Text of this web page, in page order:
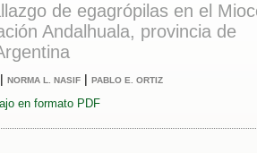
de egagrópilas en el
Andalhuala, provincia de
| NORMA L. NASIF | PABLO E. ORTIZ
en formato PDF